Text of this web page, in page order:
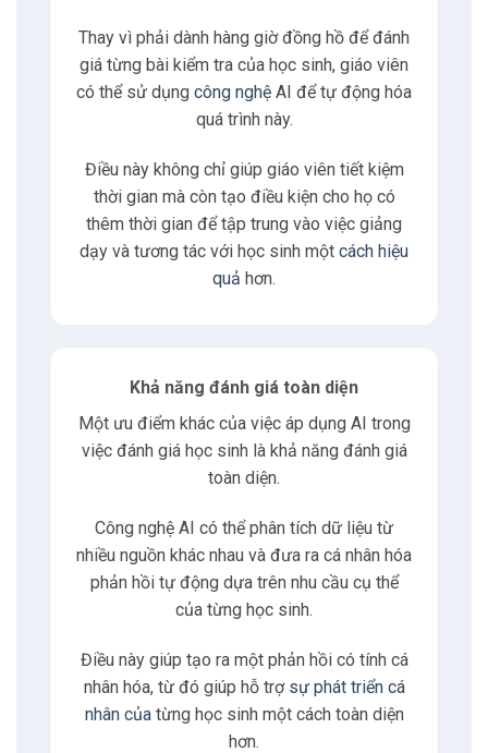
Lợi ích khi phản hồi tự động
5.1 Tăng cường tương tác
5.2 Phản hồi cá nhân hóa
5.3 Tiết kiệm thời gian
Liên tục và đáng tin cậy
6.1 Tự động chấm bài và phản hồi
Phân tích hiệu quả học tập
Xây dựng hệ thống Tutoring AI
Tích hợp vào các nền tảng học trực tuyến
Có thể bạn quan tâm
Nguyễn Xuân Hoàng
Thay vì phải dành hàng giờ đồng hồ để đánh
giá từng bài kiểm tra của học sinh, giáo viên
có thể sử dụng công nghệ AI để tự động hóa
quá trình này.
Điều này không chỉ giúp giáo viên tiết kiệm
thời gian mà còn tạo điều kiện cho họ có
thêm thời gian để tập trung vào việc giảng
dạy và tương tác với học sinh một cách hiệu
quả hơn.
Khả năng đánh giá toàn diện
Một ưu điểm khác của việc áp dụng AI trong
việc đánh giá học sinh là khả năng đánh giá
toàn diện.
Công nghệ AI có thể phân tích dữ liệu từ
nhiều nguồn khác nhau và đưa ra cá nhân hóa
phản hồi tự động dựa trên nhu cầu cụ thể
của từng học sinh.
Điều này giúp tạo ra một phản hồi có tính cá
nhân hóa, từ đó giúp hỗ trợ sự phát triển cá
nhân củatừng học sinh một cách toàn diện
hơn.